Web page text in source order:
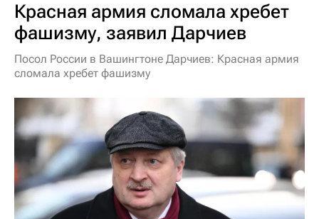
Красная армия сломала хребет
фашизму, заявил Дарчиев
Посол России в Вашингтоне Дарчиев: Красная армия
сломала хребет фашизму